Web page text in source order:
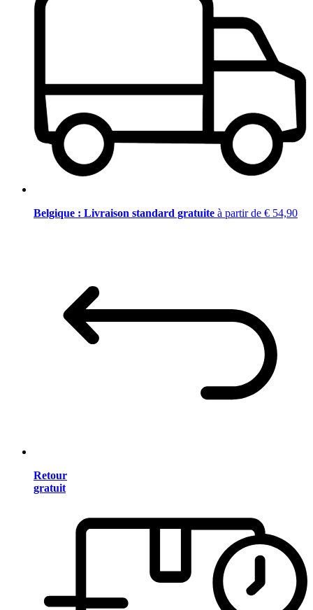
Belgique : Livraison standard gratuite à partir de € 54,90
Retour
gratuit